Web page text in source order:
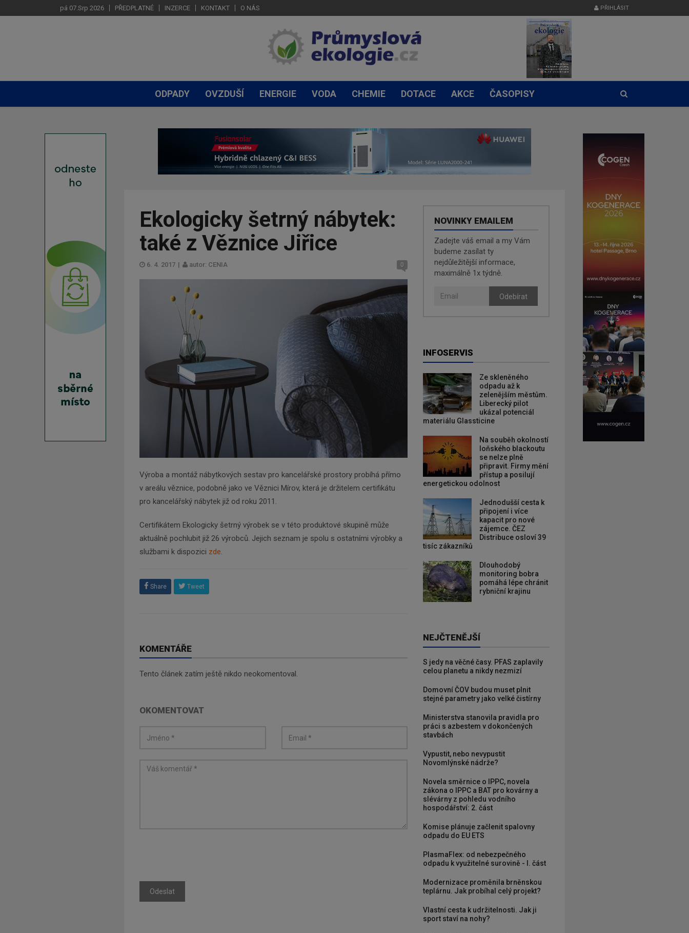
pá 07.Srp 2026 PŘEDPLATNÉ INZERCE KONTAKT O NÁS PŘIHLÁSIT
ODPADY OVZDUŠÍ ENERGIE VODA CHEMIE DOTACE AKCE ČASOPISY
Ekologicky šetrný nábytek:
také z Věznice Jiřice
6. 4. 2017 | autor: CENIA 0
Výroba a montáž nábytkových sestav pro kancelářské prostory probíhá přímo
v areálu věznice, podobně jako ve Věznici Mírov, která je držitelem certifikátu
pro kancelářský nábytek již od roku 2011.
Certifikátem Ekologicky šetrný výrobek se v této produktové skupině může
aktuálně pochlubit již 26 výrobců. Jejich seznam je spolu s ostatními výrobky a
službami k dispozici zde.
Share Tweet
KOMENTÁŘE
Tento článek zatím ještě nikdo neokomentoval.
OKOMENTOVAT
Odeslat
NOVINKY EMAILEM
Zadejte váš email a my Vám
budeme zasílat ty
nejdůležitější informace,
maximálně 1x týdně.
Odebírat
INFOSERVIS
Ze skleněného
odpadu až k
zelenějším městům.
Liberecký pilot
ukázal potenciál
materiálu Glassticine
Na souběh okolností
loňského blackoutu
se nelze plně
připravit. Firmy mění
přístup a posilují
energetickou odolnost
Jednodušší cesta k
připojení i více
kapacit pro nové
zájemce. ČEZ
Distribuce osloví 39
tisíc zákazníků
Dlouhodobý
monitoring bobra
pomáhá lépe chránit
rybniční krajinu
NEJČTENĚJŠÍ
S jedy na věčné časy. PFAS zaplavily
celou planetu a nikdy nezmizí
Domovní ČOV budou muset plnit
stejné parametry jako velké čistírny
Ministerstva stanovila pravidla pro
práci s azbestem v dokončených
stavbách
Vypustit, nebo nevypustit
Novomlýnské nádrže?
Novela směrnice o IPPC, novela
zákona o IPPC a BAT pro kovárny a
slévárny z pohledu vodního
hospodářství: 2. část
Komise plánuje začlenit spalovny
odpadu do EU ETS
PlasmaFlex: od nebezpečného
odpadu k využitelné surovině - I. část
Modernizace proměnila brněnskou
teplárnu. Jak probíhal celý projekt?
Vlastní cesta k udržitelnosti. Jak ji
sport staví na nohy?